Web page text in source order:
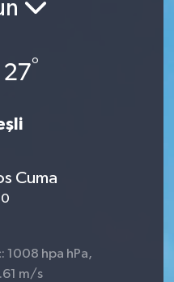
27°
Cuma
1008 hpa hPa,
m/s